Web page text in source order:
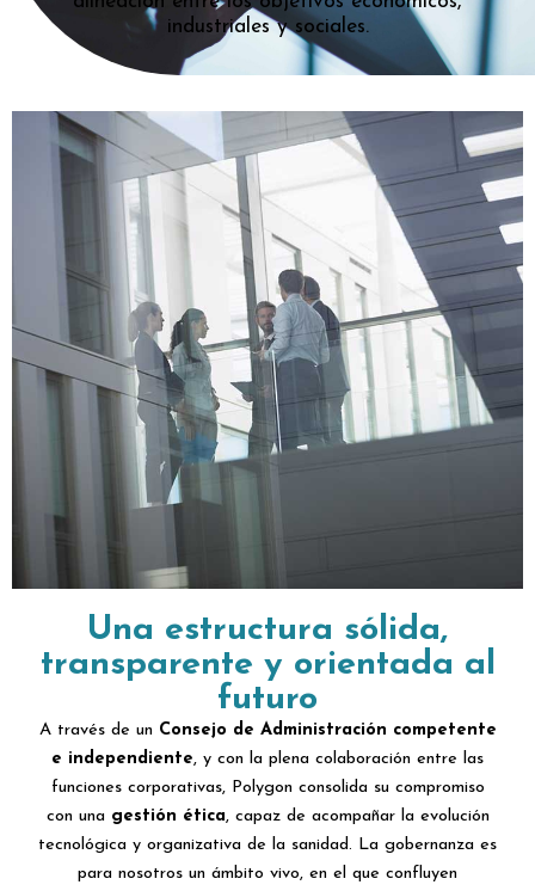
industriales y sociales.
Una estructura sólida,
transparente y orientada al
futuro
A través de un Consejo de Administración competente
e independiente, y con la plena colaboración entre las
funciones corporativas, Polygon consolida su compromiso
con una gestión ética, capaz de acompañar la evolución
tecnológica y organizativa de la sanidad. La gobernanza es
para nosotros un ámbito vivo, en el que confluyen